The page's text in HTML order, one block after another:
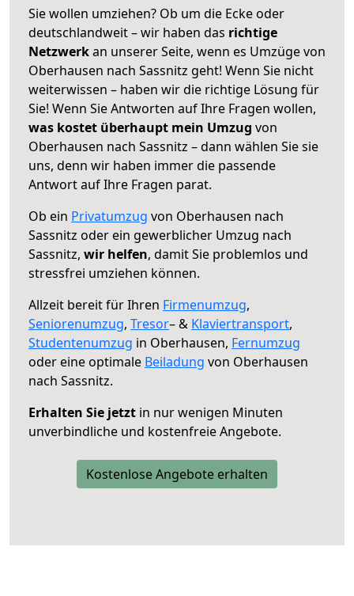
Sie wollen umziehen? Ob um die Ecke oder
deutschlandweit – wir haben das richtige
Netzwerkan unserer Seite, wenn es Umzüge von
Oberhausen nach Sassnitz geht! Wenn Sie nicht
weiterwissen – haben wir die richtige Lösung für
Sie! Wenn Sie Antworten auf Ihre Fragen wollen,
was kostet überhaupt mein Umzug von
Oberhausen nach Sassnitz – dann wählen Sie sie
uns, denn wir haben immer die passende
Antwort auf Ihre Fragen parat.
Ob ein Privatumzug von Oberhausen nach
Sassnitz oder ein gewerblicher Umzug nach
Sassnitz, wir helfen, damit Sie problemlos und
stressfrei umziehen können.
Allzeit bereit für Ihren Firmenumzug,
Seniorenumzug, Tresor– & Klaviertransport,
Studentenumzug in Oberhausen, Fernumzug
oder eine optimale Beiladung von Oberhausen
nach Sassnitz.
Erhalten Sie jetzt in nur wenigen Minuten
unverbindliche und kostenfreie Angebote.
Kostenlose Angebote erhalten